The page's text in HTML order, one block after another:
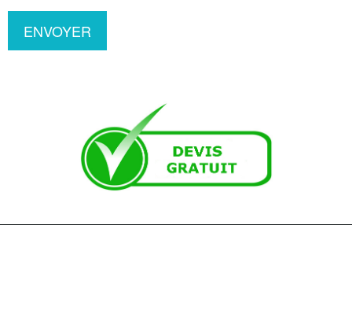
ENVOYER